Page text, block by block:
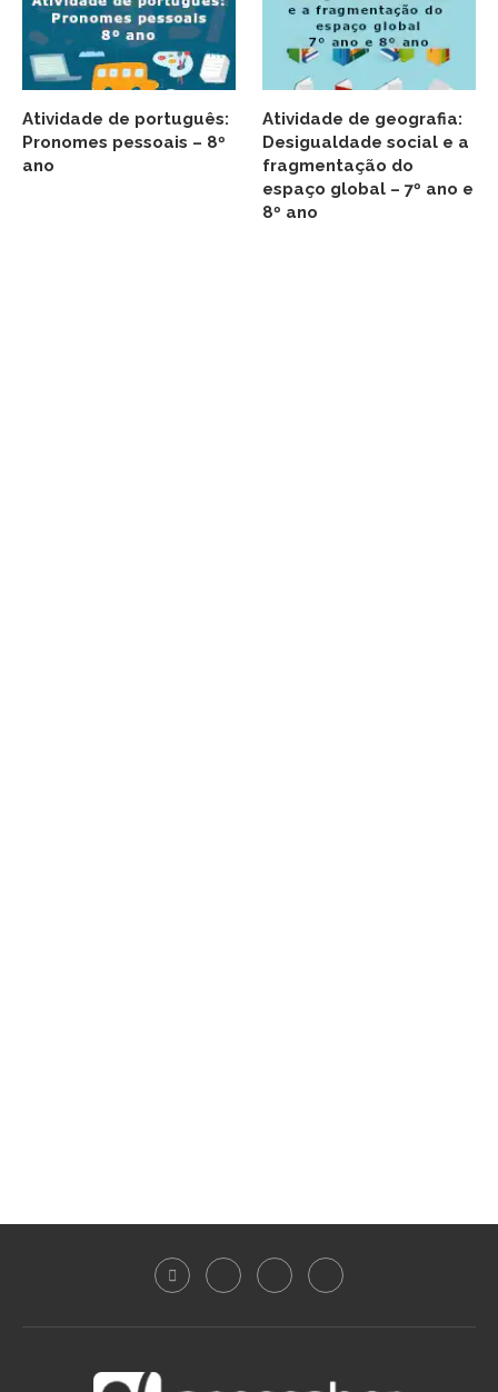
Atividade de português:
Pronomes pessoais – 8º
ano
Atividade de geografia:
Desigualdade social e a
fragmentação do
espaço global – 7º ano e
8º ano